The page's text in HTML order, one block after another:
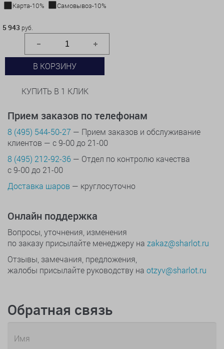
Карта-10%
Самовывоз-10%
5 943 руб.
В КОРЗИНУ
КУПИТЬ В 1 КЛИК
Прием заказов по телефонам
8 (495) 544-50-27 — Прием заказов и обслуживание
клиентов — с 9-00 до 21-00
8 (495) 212-92-36 — Отдел по контролю качества
с 9-00 до 21-00
Доставка шаров — круглосуточно
Онлайн поддержка
Вопросы, уточнения, изменения
по заказу присылайте менеджеру на zakaz@sharlot.ru
Отзывы, замечания, предложения,
жалобы присылайте руководству на otzyv@sharlot.ru
Обратная связь